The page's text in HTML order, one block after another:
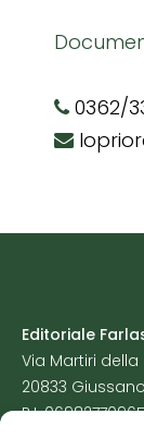
0362/
Editoriale
Via Martiri della
20833
P.I.